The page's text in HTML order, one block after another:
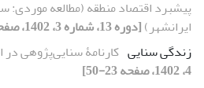
پیشبرد اقتصاد منطقه (مطالعه
ایرانشهر)[دوره 13، شماره 3، 1402، صفحه 61-79]
زندگی سنایی کارنامۀ سنایی‌پژوهی در
4، 1402، صفحه 23-50]